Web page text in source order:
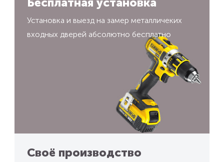
Установка и выезд на замер металличеких
входных дверей абсолютно бесплатно
Своё производство